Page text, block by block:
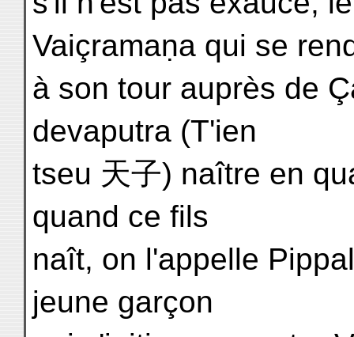
Vaiçramaṇa qui se
à son tour auprès de
devaputra (T'ien
tseu 天子) naître en
quand ce fils
naît, on l'appelle
jeune garçon